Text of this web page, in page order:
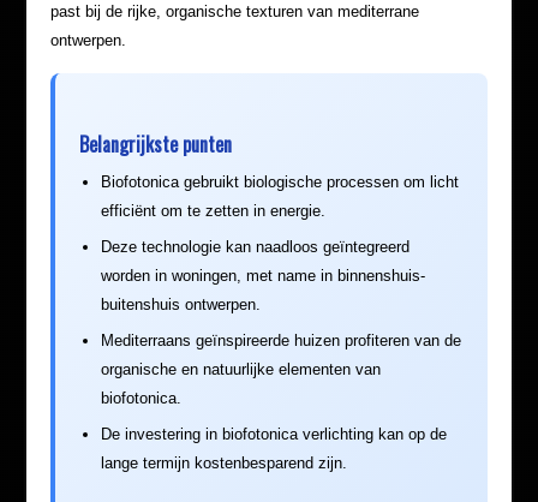
past bij de rijke, organische texturen van mediterrane
ontwerpen.
Belangrijkste punten
Biofotonica gebruikt biologische processen om licht
efficiënt om te zetten in energie.
Deze technologie kan naadloos geïntegreerd
worden in woningen, met name in binnenshuis-
buitenshuis ontwerpen.
Mediterraans geïnspireerde huizen profiteren van de
organische en natuurlijke elementen van
biofotonica.
De investering in biofotonica verlichting kan op de
lange termijn kostenbesparend zijn.